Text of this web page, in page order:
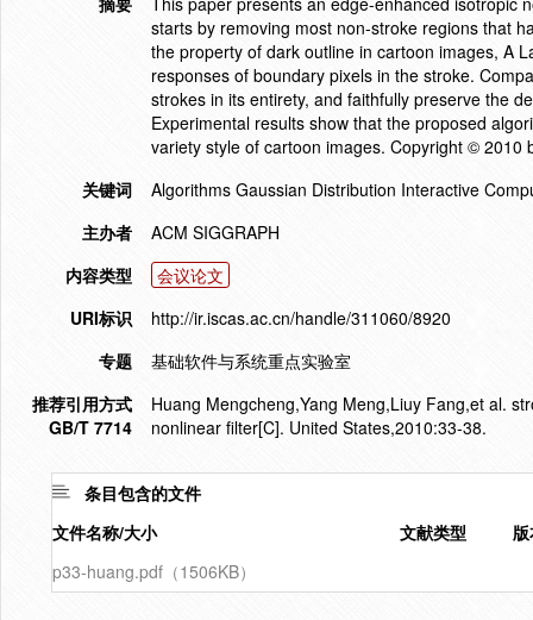
starts by removing most non-stroke regions that
the property of dark outline in cartoon images, A
responses of boundary pixels in the stroke.
strokes in its entirety, and faithfully preserve the
Experimental results show that the proposed
variety style of cartoon images. Copyright © 2010
关键词
Algorithms Gaussian Distribution Interactive
主办者
ACM SIGGRAPH
内容类型
会议论文
URI标识
http://ir.iscas.ac.cn/handle/311060/8920
专题
基础软件与系统重点实验室
推荐引用方式
GB/T 7714
Huang Mengcheng,Yang Meng,Liuy Fang,et al.
nonlinear filter[C]. United States,2010:33-38.
条目包含的文件
文件名称/大小
文献类型
p33-huang.pdf（1506KB）